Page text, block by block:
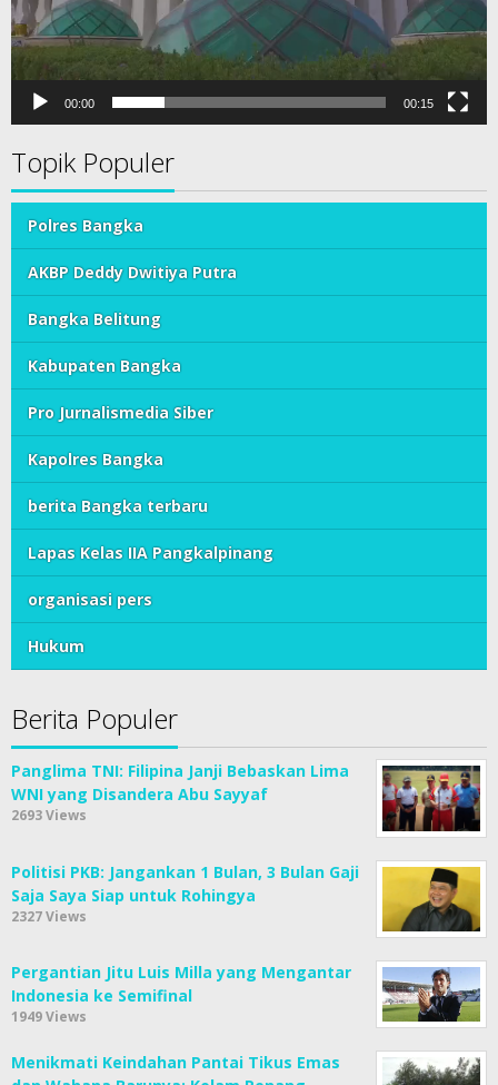
00:00 00:15
Topik Populer
Polres Bangka
AKBP Deddy Dwitiya Putra
Bangka Belitung
Kabupaten Bangka
Pro Jurnalismedia Siber
Kapolres Bangka
berita Bangka terbaru
Lapas Kelas IIA Pangkalpinang
organisasi pers
Hukum
Berita Populer
Panglima TNI: Filipina Janji Bebaskan Lima
WNI yang Disandera Abu Sayyaf
2693 Views
Politisi PKB: Jangankan 1 Bulan, 3 Bulan Gaji
Saja Saya Siap untuk Rohingya
2327 Views
Pergantian Jitu Luis Milla yang Mengantar
Indonesia ke Semifinal
1949 Views
Menikmati Keindahan Pantai Tikus Emas